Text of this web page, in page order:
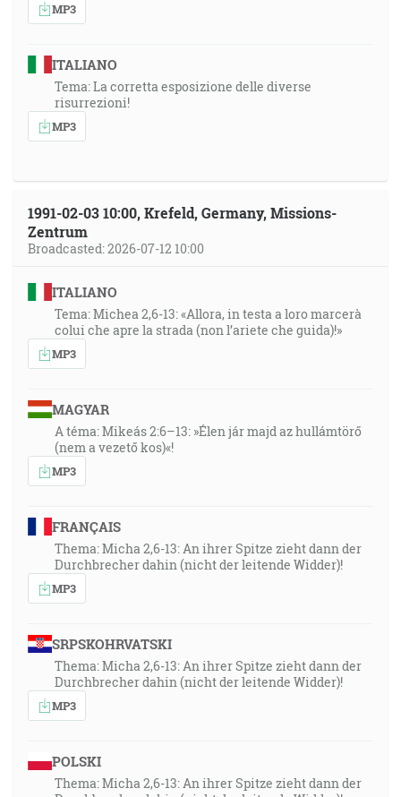
MP3
ITALIANO
Tema: La corretta esposizione delle diverse
risurrezioni!
MP3
1991-02-03 10:00, Krefeld, Germany, Missions-
Zentrum
Broadcasted: 2026-07-12 10:00
ITALIANO
Tema: Michea 2,6-13: «Allora, in testa a loro marcerà
colui che apre la strada (non l’ariete che guida)!»
MP3
MAGYAR
A téma: Mikeás 2:6–13: »Élen jár majd az hullámtörő
(nem a vezető kos)«!
MP3
FRANÇAIS
Thema: Micha 2,6-13: An ihrer Spitze zieht dann der
Durchbrecher dahin (nicht der leitende Widder)!
MP3
SRPSKOHRVATSKI
Thema: Micha 2,6-13: An ihrer Spitze zieht dann der
Durchbrecher dahin (nicht der leitende Widder)!
MP3
POLSKI
Thema: Micha 2,6-13: An ihrer Spitze zieht dann der